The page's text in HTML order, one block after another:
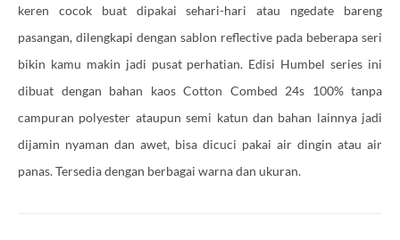
keren cocok buat dipakai sehari-hari atau ngedate bareng
pasangan, dilengkapi dengan sablon reflective pada beberapa seri
bikin kamu makin jadi pusat perhatian. Edisi Humbel series ini
dibuat dengan bahan kaos Cotton Combed 24s 100% tanpa
campuran polyester ataupun semi katun dan bahan lainnya jadi
dijamin nyaman dan awet, bisa dicuci pakai air dingin atau air
panas. Tersedia dengan berbagai warna dan ukuran.